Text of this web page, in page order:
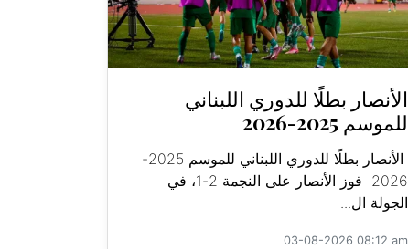
الأنصار بطلًا للدوري اللبناني
للموسم 2025-2026
الأنصار بطلًا للدوري اللبناني للموسم 2025-
2026 فوز الأنصار على النجمة 2-1، في
الجولة ال...
03-08-2026 08:12 am